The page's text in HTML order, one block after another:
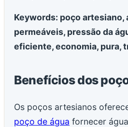
Keywords: poço artesiano,
permeáveis, pressão da
eficiente, economia, pura,
Benefícios dos
Os poços artesianos
poço de água fornecer